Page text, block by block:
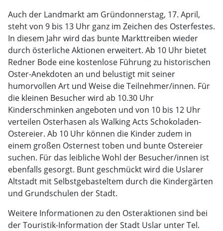
Auch der Landmarkt am Gründonnerstag, 17. April,
steht von 9 bis 13 Uhr ganz im Zeichen des Osterfestes.
In diesem Jahr wird das bunte Markttreiben wieder
durch österliche Aktionen erweitert. Ab 10 Uhr bietet
Redner Bode eine kostenlose Führung zu historischen
Oster-Anekdoten an und belustigt mit seiner
humorvollen Art und Weise die Teilnehmer/innen. Für
die kleinen Besucher wird ab 10.30 Uhr
Kinderschminken angeboten und von 10 bis 12 Uhr
verteilen Osterhasen als Walking Acts Schokoladen-
Ostereier. Ab 10 Uhr können die Kinder zudem in
einem großen Osternest toben und bunte Ostereier
suchen. Für das leibliche Wohl der Besucher/innen ist
ebenfalls gesorgt. Bunt geschmückt wird die Uslarer
Altstadt mit Selbstgebasteltem durch die Kindergärten
und Grundschulen der Stadt.
Weitere Informationen zu den Osteraktionen sind bei
der Touristik-Information der Stadt Uslar unter Tel.